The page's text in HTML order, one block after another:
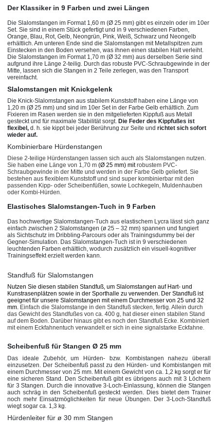
Der Klassiker in 9 Farben und zwei Längen
Die Slalomstangen im Format 1,60 m (Ø 25 mm) gibt es einzeln oder im 10er
Set. Sie sind in einem Stück gefertigt und in 9 verschiedenen Farben,
Orange, Blau, Rot, Gelb, Neongrün, Pink, Weiß, Schwarz und Neongelb
erhältlich. Am unteren Ende sind die Slalomstangen mit Metallspitzen zum
Einstecken in den Boden versehen, was ihnen einen stabilen Halt verleiht.
Die Slalomstangen im Format 1,70 m (Ø 32 mm) aus derselben Serie sind
aufgrund ihre Länge 2-teilig. Durch das robuste PVC-Schraubgewinde in der
Mitte, lassen sich die Stangen in 2 Teile zerlegen, was den Transport
vereinfacht.
Slalomstangen mit Knickgelenk
Die Knick-Slalomstangen aus stabilem Kunststoff haben eine Länge von
1,20 m (Ø 25 mm) und sind im 10er Set in der Farbe Gelb erhältlich. Zum
Fixieren im Rasen werden sie in den mitgelieferten Kippfuß aus Metall
gesteckt und für maximale Stabilität sorgt. Die Feder des Kippfußes ist
flexibel, d. h. sie kippt bei jeder Berührung zur Seite und richtet sich sofort
wieder auf.
Kombinierbare Hürdenstangen
Diese 2-teilige Hürdenstangen lassen sich auch als Slalomstangen nutzen.
Sie haben eine Länge von 1,70 m (Ø 25 mm) mitrobustem PVC-
Schraubgewinde in der Mitte und werden in der Farbe Gelb geliefert. Sie
bestehen aus flexiblem Kunststoff und sind super kombinierbar mit den
passenden Kipp- oder Scheibenfüßen, sowie Lochkegeln, Muldenhauben
oder Kombi-Hürden.
Elastisches Slalomstangen-Tuch in 9 Farben
Das hochwertige Slalomstangen-Tuch aus elastischem Lycra lässt sich ganz
einfach zwischen 2 Slalomstangen (ø 25 – 32 mm) spannen und fungiert
als Sichtschutz im Dribbling-Parcours oder als Trainingsdummy bei der
Gegner-Simulation. Das Slalomstangen-Tuch ist in 9 verschiedenen
leuchtenden Farben erhältlich, wodurch zusätzlich ein visuell-kognitiver
Trainingseffekt erzielt werden kann.
Standfuß für Slalomstangen
Nutzen Sie diesen stabilen Standfuß, um Slalomstangen auf Hart- und
Kunstrasenplätzen sowie in der Sporthalle zu verwenden. Der Standfuß ist
geeignet für unsere Slalomstangen mit einem Durchmesser von 25 und 32
mm. Einfach die Slalomstange in den Standfuß stecken, fertig. Allein durch
das Gewicht des Standfußes von ca. 400 g, hat dieser einen stabilen Stand
auf dem Boden. Darüber hinaus gibt es noch den Standfuß Ecke. Kombiniert
mit einem Eckfahnentuch verwandelt er sich in eine signalstarke Eckfahne.
Scheibenfuß für Stangen Ø 25 mm
Das ideale Zubehör, um Hürden- bzw. Kombistangen nahezu überall
einzusetzen. Der Scheibenfuß passt zu den Hürden- und Kombistangen mit
einem Durchmesser von 25 mm. Mit einem Gewicht von ca. 1,2 kg sorgt er für
eine sicheren Stand. Den Scheibenfuß gibt es übrigens auch mit 3 Löchern
für 3 Stangen. Durch die innovative 3-Loch-Einlassung, können die Stangen
auch schräg in den Scheibenfuß gesteckt werden. Dies bietet dem Trainer
noch mehr Einsatzmöglichkeiten für neue Übungen. Der 3-Loch-Standfuß
wiegt sogar ca. 1,3 kg.
Hürdenleiter für ø 30 mm Stangen